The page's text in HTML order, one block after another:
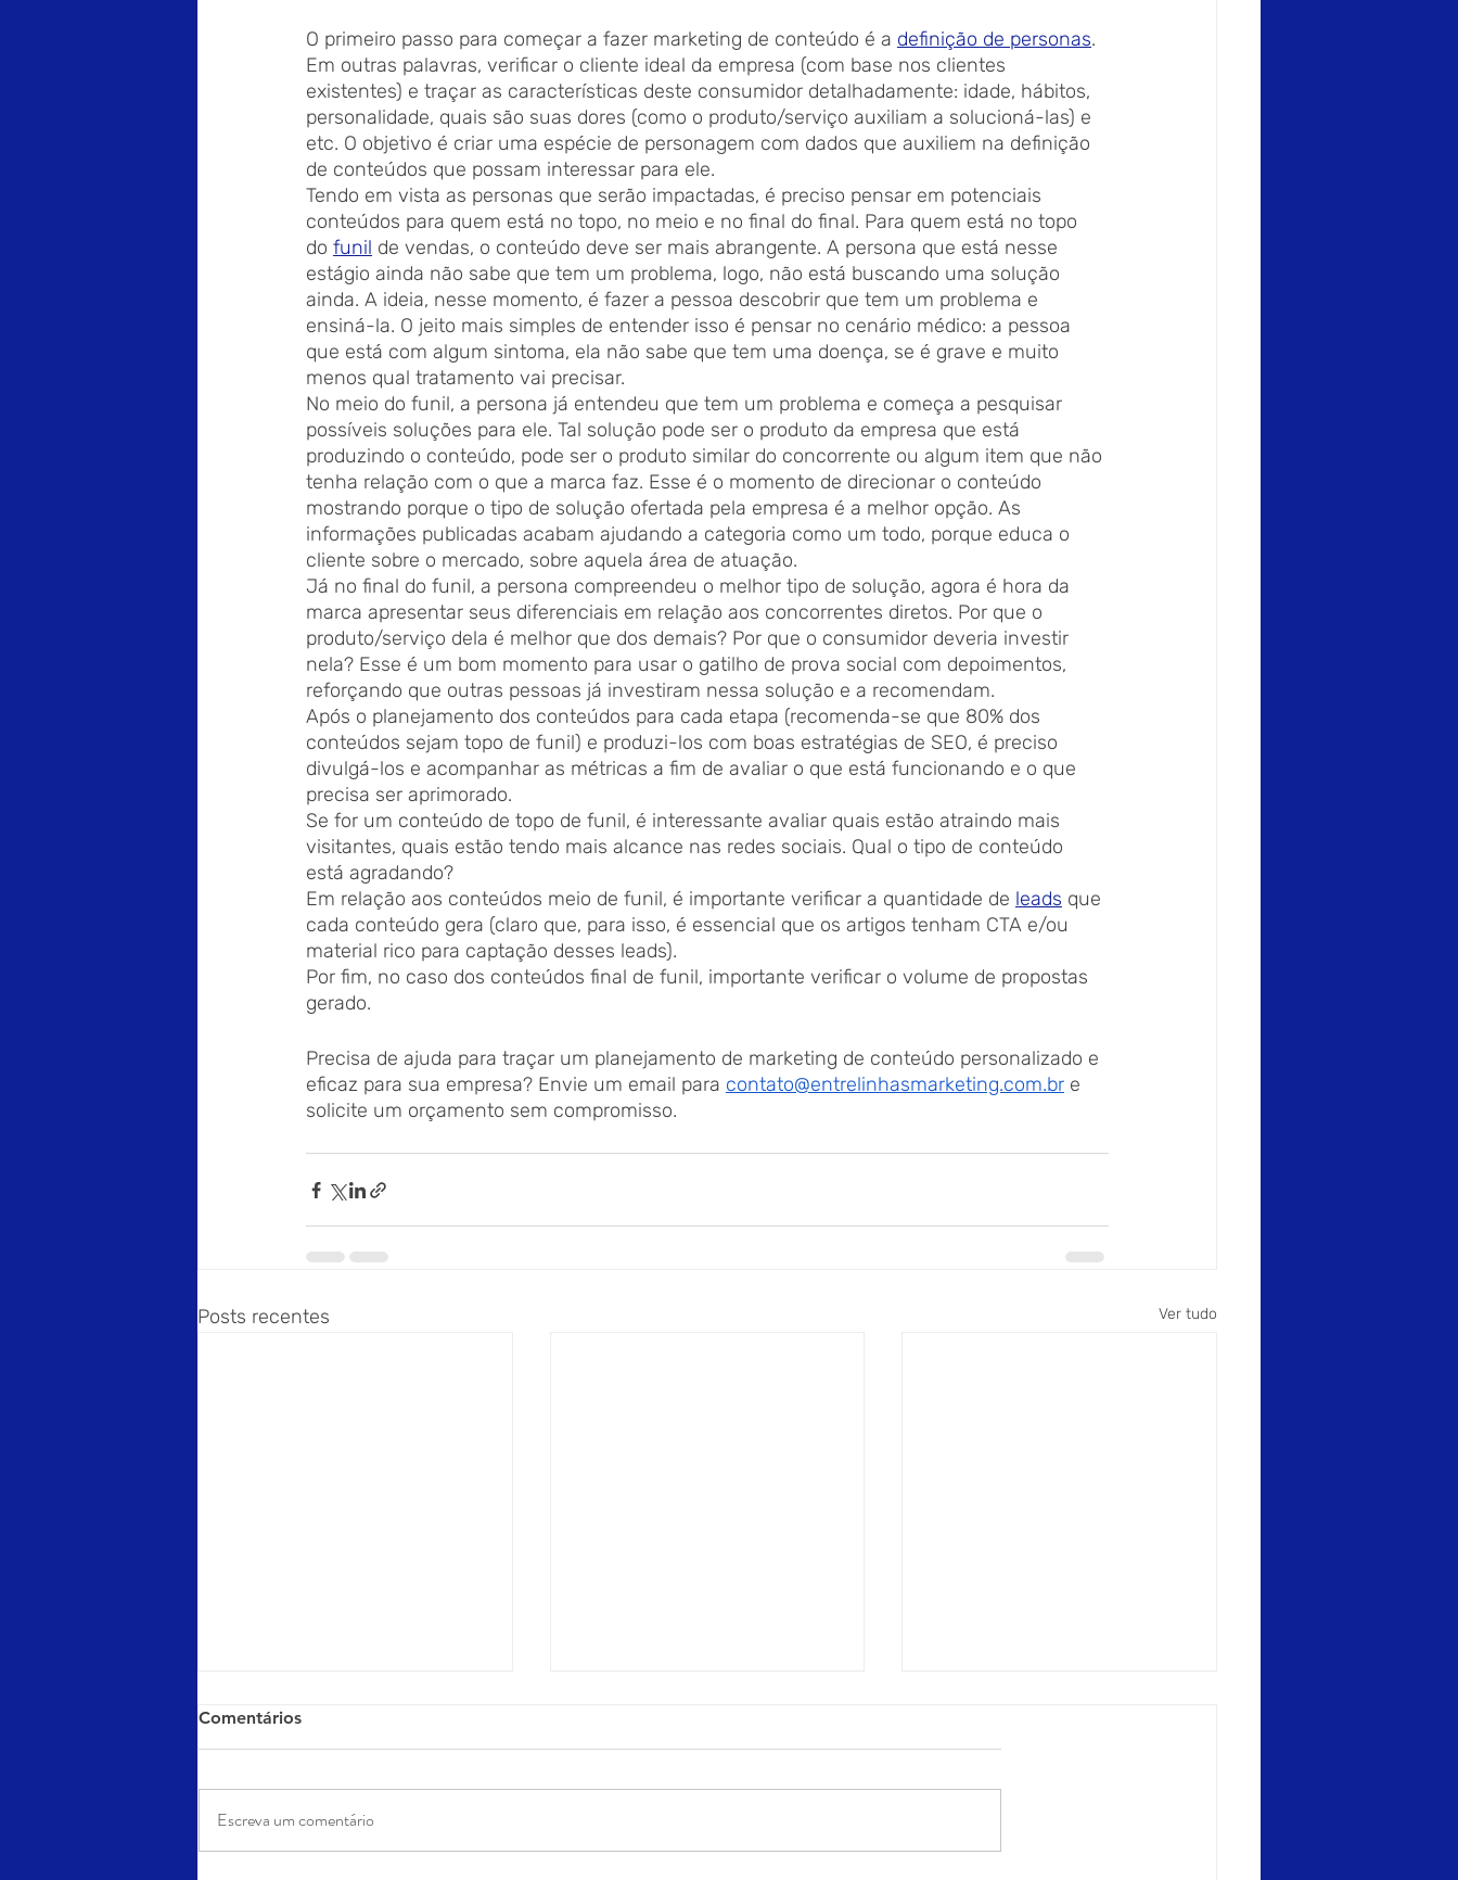
O primeiro passo para começar a fazer marketing de conteúdo é a definição de personas.
Em outras palavras, verificar o cliente ideal da empresa (com base nos clientes
existentes) e traçar as características deste consumidor detalhadamente: idade, hábitos,
personalidade, quais são suas dores (como o produto/serviço auxiliam a solucioná-las) e
etc. O objetivo é criar uma espécie de personagem com dados que auxiliem na definição
de conteúdos que possam interessar para ele.
Tendo em vista as personas que serão impactadas, é preciso pensar em potenciais
conteúdos para quem está no topo, no meio e no final do final. Para quem está no topo
do funil de vendas, o conteúdo deve ser mais abrangente. A persona que está nesse
estágio ainda não sabe que tem um problema, logo, não está buscando uma solução
ainda. A ideia, nesse momento, é fazer a pessoa descobrir que tem um problema e
ensiná-la. O jeito mais simples de entender isso é pensar no cenário médico: a pessoa
que está com algum sintoma, ela não sabe que tem uma doença, se é grave e muito
menos qual tratamento vai precisar.
No meio do funil, a persona já entendeu que tem um problema e começa a pesquisar
possíveis soluções para ele. Tal solução pode ser o produto da empresa que está
produzindo o conteúdo, pode ser o produto similar do concorrente ou algum item que não
tenha relação com o que a marca faz. Esse é o momento de direcionar o conteúdo
mostrando porque o tipo de solução ofertada pela empresa é a melhor opção. As
informações publicadas acabam ajudando a categoria como um todo, porque educa o
cliente sobre o mercado, sobre aquela área de atuação.
Já no final do funil, a persona compreendeu o melhor tipo de solução, agora é hora da
marca apresentar seus diferenciais em relação aos concorrentes diretos. Por que o
produto/serviço dela é melhor que dos demais? Por que o consumidor deveria investir
nela? Esse é um bom momento para usar o gatilho de prova social com depoimentos,
reforçando que outras pessoas já investiram nessa solução e a recomendam.
Após o planejamento dos conteúdos para cada etapa (recomenda-se que 80% dos
conteúdos sejam topo de funil) e produzi-los com boas estratégias de SEO, é preciso
divulgá-los e acompanhar as métricas a fim de avaliar o que está funcionando e o que
precisa ser aprimorado.
Se for um conteúdo de topo de funil, é interessante avaliar quais estão atraindo mais
visitantes, quais estão tendo mais alcance nas redes sociais. Qual o tipo de conteúdo
está agradando?
Em relação aos conteúdos meio de funil, é importante verificar a quantidade de leads que
cada conteúdo gera (claro que, para isso, é essencial que os artigos tenham CTA e/ou
material rico para captação desses leads).
Por fim, no caso dos conteúdos final de funil, importante verificar o volume de propostas
gerado.
Precisa de ajuda para traçar um planejamento de marketing de conteúdo personalizado e
eficaz para sua empresa? Envie um email para contato@entrelinhasmarketing.com.br e
solicite um orçamento sem compromisso.
Posts recentes Ver tudo
Comentários
Escreva um comentário